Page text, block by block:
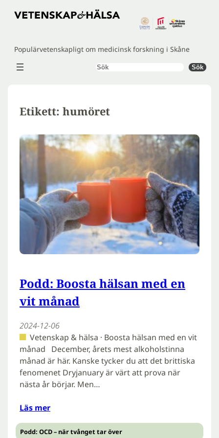
Hoppa
Populärvetenskapligt om medicinsk forskning i Skåne
Sök Sök
Etikett: humöret
Podd: Boosta hälsan med en
vit månad
2024-12-06
Vetenskap & hälsa · Boosta hälsan med en vit
månad December, årets mest alkoholstinna
månad är här. Kanske tycker du att det brittiska
fenomenet Dryjanuary är värt att prova när
nästa år börjar. Men…
Läs mer
Podd: OCD – när tvånget tar över